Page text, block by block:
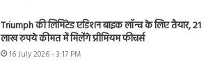
Triumph की लिमिटेड एडिशन बाइक लॉन्च के लिए तैयार, 21
लाख रुपये कीमत में मिलेंगे प्रीमियम फीचर्स
16 July 2026 - 3:17 PM